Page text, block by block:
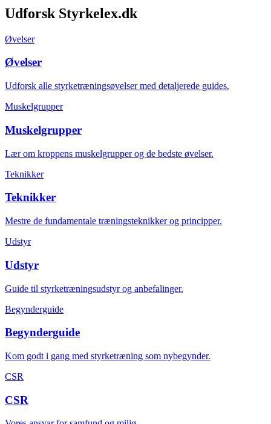
Udforsk Styrkelex.dk
Øvelser
Øvelser
Udforsk alle styrketræningsøvelser med detaljerede guides.
Muskelgrupper
Muskelgrupper
Lær om kroppens muskelgrupper og de bedste øvelser.
Teknikker
Teknikker
Mestre de fundamentale træningsteknikker og principper.
Udstyr
Udstyr
Guide til styrketræningsudstyr og anbefalinger.
Begynderguide
Begynderguide
Kom godt i gang med styrketræning som nybegynder.
CSR
CSR